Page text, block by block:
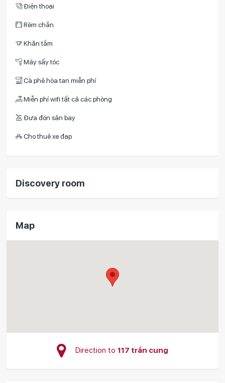
Điện thoại
Rèm chắn
Khăn tắm
Máy sấy tóc
Cà phê hòa tan miễn phí
Miễn phí wifi tất cả các phòng
Đưa đón sân bay
Cho thuê xe đạp
Discovery room
Map
Direction to 117 trần cung